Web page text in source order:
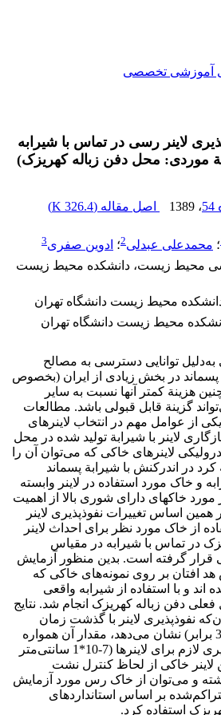
آموزشی تخصصی
لاینر رسی در تماس با شیرابه
موردی: محل دفن زباله کهریزک)
، 1389 اصل مقاله (326.4 K
)
؛ محمدعلی عبدلی2؛ ادوین صفری3
محیط زیست، دانشکده محیط زیست
محیط زیست دانشگاه تهران
محیط زیست دانشگاه تهران
به‌دلیل توانایی دسترسی به مصالح
در بخش زیادی از ایران (بخصوص
هزینة کمتر آنها نسبت به سایر
گزینة قابل قبولی باشد. مطالعات
از عوامل مهم در انتخاب لاینرهای
لاینر با شیرابة تولید شده در محل
لاینرهای خاکی که می‌توان آن را
کرد در اندرکنش با شیرابة پسماند
و خاک مورد استفاده در لاینر وابسته
خاکهای دارای شوری بالا از اهمیت
اساس تغییرات نفوذپذیری لاینر
از خاک مورد نظر برای احداث لاینر
در تماس با شیرابه در مقیاس
قرار گرفته است. بدین منظور آزمایش
افتان بر روی نمونه‌های خاکی که
و با استفاده از شیرابه واقعی
دفن زباله کهریزک انجام شد. نتایج
نفوذپذیری لاینر با گذشت زمان
افزایش مختصری (حدود 3 برابر) نشان می‌دهد، مقدار آن همواره
چند ده بار کمتر از نفوذپذیری لازم برای لاینرها (7-10*1 سانتی‌متر
لاینر خاکی از لحاظ کنترل نشت
و می‌توان از خاک رس مورد آزمایش
بر اساس استانداردهای
استفاده کرد.